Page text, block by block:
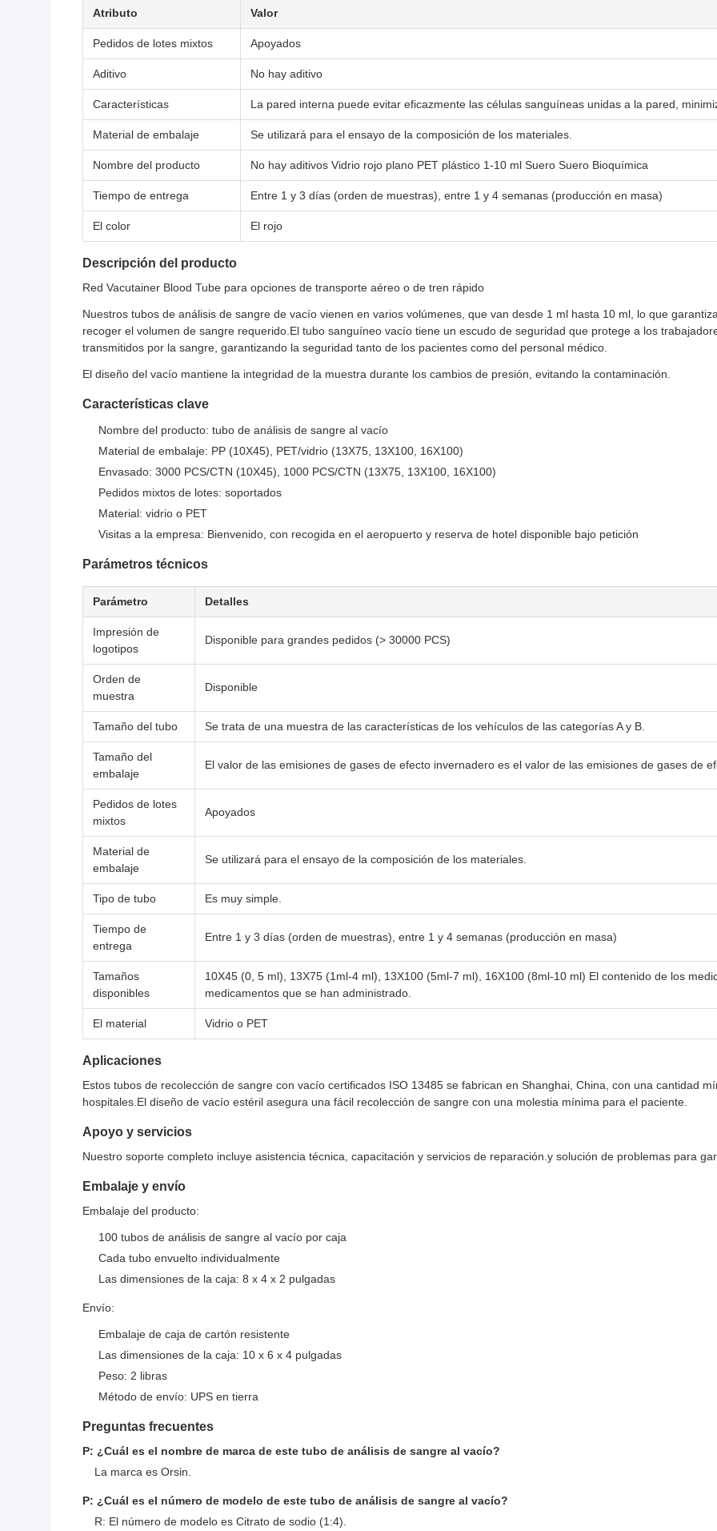
Atributo Valor
Pedidos de lotes mixtos Apoyados
Aditivo No hay aditivo
Características La pared interna puede evitar eficazmente las células sanguíneas unidas a la pared,
Material de embalaje Se utilizará para el ensayo de la composición de los materiales.
Nombre del producto No hay aditivos Vidrio rojo plano PET plástico 1-10 ml Suero Suero Bioquímica
Tiempo de entrega Entre 1 y 3 días (orden de muestras), entre 1 y 4 semanas (producción en masa)
El color El rojo
Descripción del producto
Red Vacutainer Blood Tube para opciones de transporte aéreo o de tren rápido
Nuestros tubos de análisis de sangre de vacío vienen en varios volúmenes, que van desde 1 ml hasta 10 ml, lo que
recoger el volumen de sangre requerido.El tubo sanguíneo vacío tiene un escudo de seguridad que protege a los
transmitidos por la sangre, garantizando la seguridad tanto de los pacientes como del personal médico.
El diseño del vacío mantiene la integridad de la muestra durante los cambios de presión, evitando la contaminación.
Características clave
Nombre del producto: tubo de análisis de sangre al vacío
Material de embalaje: PP (10X45), PET/vidrio (13X75, 13X100, 16X100)
Envasado: 3000 PCS/CTN (10X45), 1000 PCS/CTN (13X75, 13X100, 16X100)
Pedidos mixtos de lotes: soportados
Material: vidrio o PET
Visitas a la empresa: Bienvenido, con recogida en el aeropuerto y reserva de hotel disponible bajo petición
Parámetros técnicos
Parámetro Detalles
Impresión de
logotipos
Disponible para grandes pedidos (> 30000 PCS)
Orden de
muestra
Disponible
Tamaño del tubo Se trata de una muestra de las características de los vehículos de las categorías A y B.
Tamaño del
embalaje
El valor de las emisiones de gases de efecto invernadero es el valor de las emisiones de gases de
Pedidos de lotes
mixtos
Apoyados
Material de
embalaje
Se utilizará para el ensayo de la composición de los materiales.
Tipo de tubo Es muy simple.
Tiempo de
entrega
Entre 1 y 3 días (orden de muestras), entre 1 y 4 semanas (producción en masa)
Tamaños
disponibles
10X45 (0, 5 ml), 13X75 (1ml-4 ml), 13X100 (5ml-7 ml), 16X100 (8ml-10 ml) El contenido de los
medicamentos que se han administrado.
El material Vidrio o PET
Aplicaciones
Estos tubos de recolección de sangre con vacío certificados ISO 13485 se fabrican en Shanghai, China, con una cantidad
hospitales.El diseño de vacío estéril asegura una fácil recolección de sangre con una molestia mínima para el paciente.
Apoyo y servicios
Nuestro soporte completo incluye asistencia técnica, capacitación y servicios de reparación.y solución de problemas para
Embalaje y envío
Embalaje del producto:
100 tubos de análisis de sangre al vacío por caja
Cada tubo envuelto individualmente
Las dimensiones de la caja: 8 x 4 x 2 pulgadas
Envío:
Embalaje de caja de cartón resistente
Las dimensiones de la caja: 10 x 6 x 4 pulgadas
Peso: 2 libras
Método de envío: UPS en tierra
Preguntas frecuentes
P: ¿Cuál es el nombre de marca de este tubo de análisis de sangre al vacío?
La marca es Orsin.
P: ¿Cuál es el número de modelo de este tubo de análisis de sangre al vacío?
R: El número de modelo es Citrato de sodio (1:4).